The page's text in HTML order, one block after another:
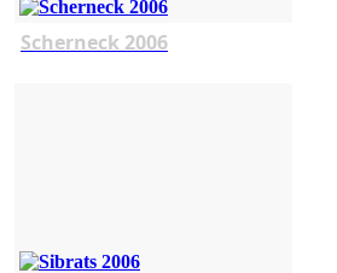
Scherneck 2006